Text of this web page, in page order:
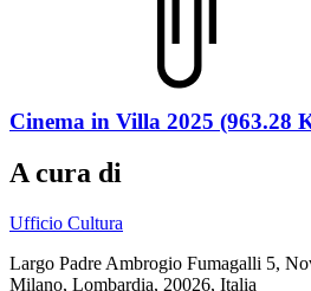
Cinema in Villa 2025 (963.28
A cura di
Ufficio Cultura
Largo Padre Ambrogio Fumagalli 5,
Milano, Lombardia, 20026, Italia